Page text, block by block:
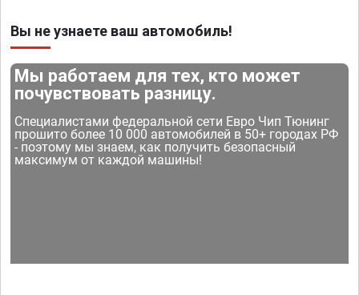
Вы не узнаете ваш автомобиль!
Мы работаем для тех, кто может
почувствовать разницу.
Специалистами федеральной сети Евро Чип Тюнинг
прошито более 10 000 автомобилей в 50+ городах РФ
- поэтому мы знаем, как получить безопасный
максимум от каждой машины!